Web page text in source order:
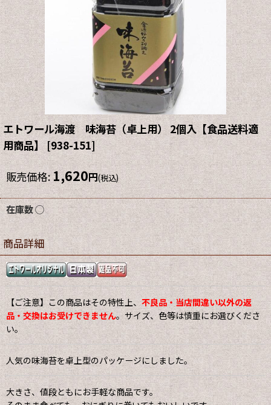
エトワール海渡 味海苔（卓上用） 2個入【食品送料適
用商品】 [938-151]
販売価格:1,620円(税込)
在庫数 ◯
商品詳細
【ご注意】この商品はその特性上、不良品・当店間違い以外の返
品・交換はお受けできません。サイズ、色等は慎重にお選びくださ
い。
人気の味海苔を卓上型のパッケージにしました。
大きさ、値段ともにお手軽な商品です。